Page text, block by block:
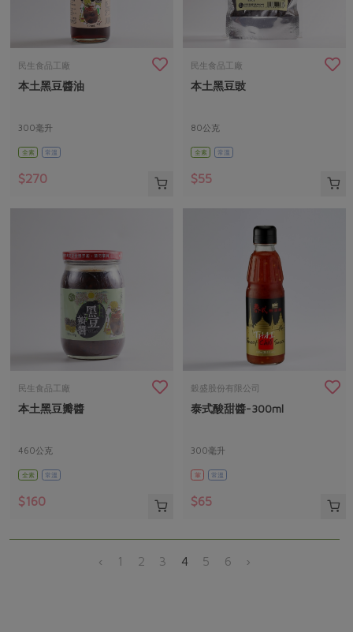
民生食品工廠
本土黑豆醬油
300毫升
全素 常溫
$270
民生食品工廠
本土黑豆豉
80公克
全素 常溫
$55
民生食品工廠
本土黑豆瓣醬
460公克
全素 常溫
$160
穀盛股份有限公司
泰式酸甜醬-300ml
300毫升
葷 常溫
$65
‹ 1 2 3 4 5 6 ›